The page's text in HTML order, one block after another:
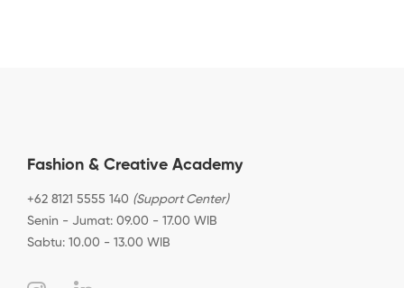
Fashion & Creative Academy
+62 8121 5555 140 (Support Center)
Senin - Jumat: 09.00 - 17.00 WIB
Sabtu: 10.00 - 13.00 WIB